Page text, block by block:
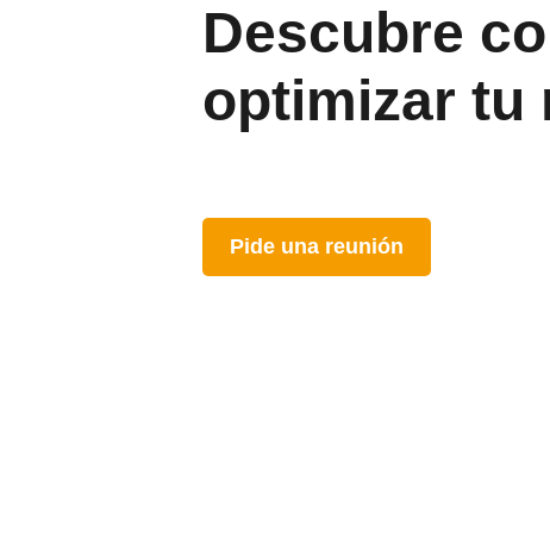
Descubre
optimizar tu
Pide una reunión